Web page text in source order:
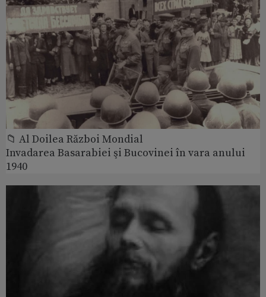
📁 Al Doilea Război Mondial
Invadarea Basarabiei şi Bucovinei în vara anului
1940